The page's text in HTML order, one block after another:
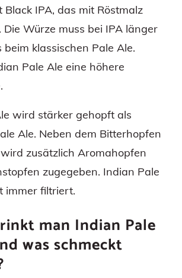
Black IPA, das mit Röstmalz
Würze muss bei IPA länger
beim klassischen Pale Ale.
Pale Ale eine höhere
wird stärker gehopft als
Ale. Neben dem Bitterhopfen
zusätzlich Aromahopfen
zugegeben. Indian Pale
immer filtriert.
man Indian Pale
was schmeckt